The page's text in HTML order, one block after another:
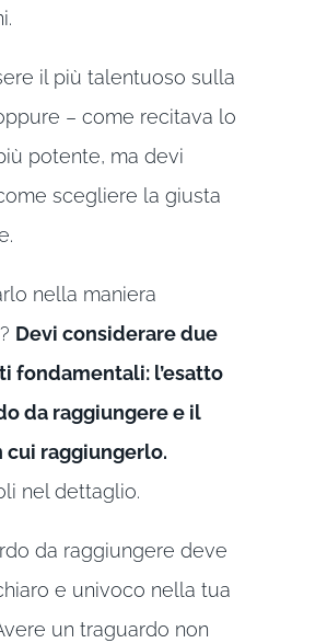
il più talentuoso sulla
– come recitava lo
potente, ma devi
scegliere la giusta
nella maniera
Devi considerare due
fondamentali: l’esatto
da raggiungere e il
cui raggiungerlo.
nel dettaglio.
da raggiungere deve
e univoco nella tua
un traguardo non